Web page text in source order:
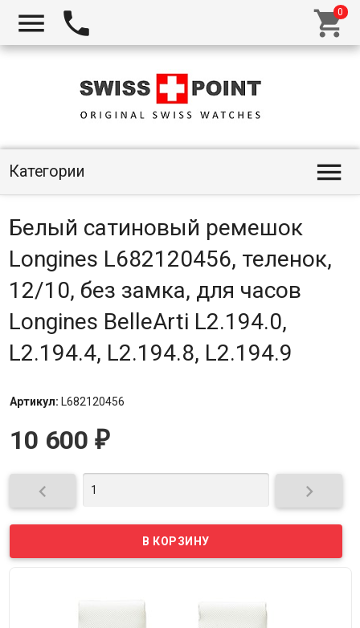
  
Категории 
Белый сатиновый ремешок
Longines L682120456, теленок,
12/10, без замка, для часов
Longines BelleArti L2.194.0,
L2.194.4, L2.194.8, L2.194.9
Артикул: L682120456
10 600 ₽
 